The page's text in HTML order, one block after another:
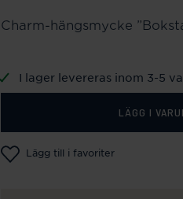
Charm-hängsmycke
I lager levereras inom 3-5
LÄGG I
Lägg till i favoriter